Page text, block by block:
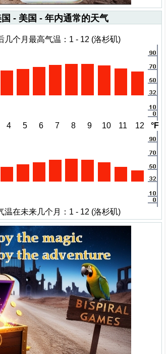
国 - 美国 - 年内通常的天气
几个月最高气温：1 - 12 (洛杉矶)
4 5 6 7 8 9 10 11 12 °F
温在未来几个月：1 - 12 (洛杉矶)